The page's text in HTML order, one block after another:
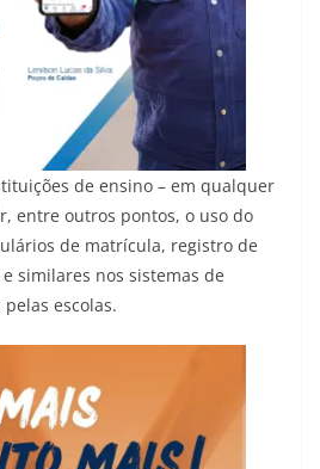
de ensino – em qualquer
entre outros pontos, o uso do
de matrícula, registro de
similares nos sistemas de
escolas.